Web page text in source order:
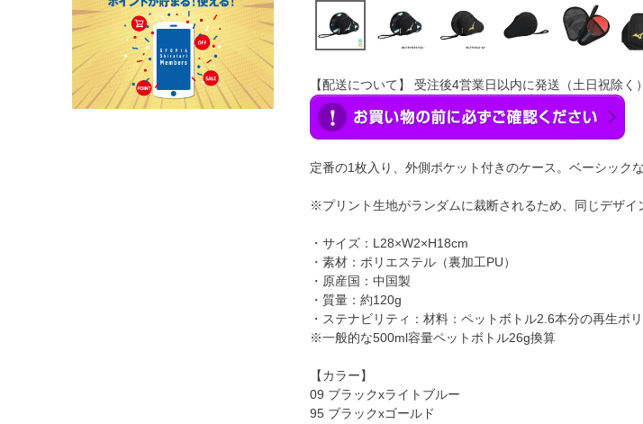
【配送について】 受注後4営業日以内に発送（土日祝除く）
定番の1枚入り、外側ポケット付きのケース。ベーシック
※プリント生地がランダムに裁断されるため、同じデザイ
・サイズ：L28×W2×H18cm
・素材：ポリエステル（裏加工PU）
・原産国：中国製
・質量：約120g
・ステナビリティ：材料：ペットボトル2.6本分の再生ポ
※一般的な500ml容量ペットボトル26g換算
【カラー】
09 ブラックxライトブルー
95 ブラックxゴールド